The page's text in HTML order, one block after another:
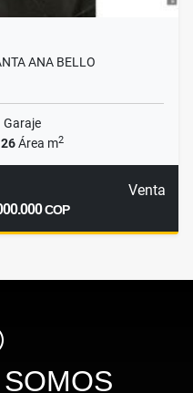
ANA BELLO
Garaje
Área m2
Venta
COP